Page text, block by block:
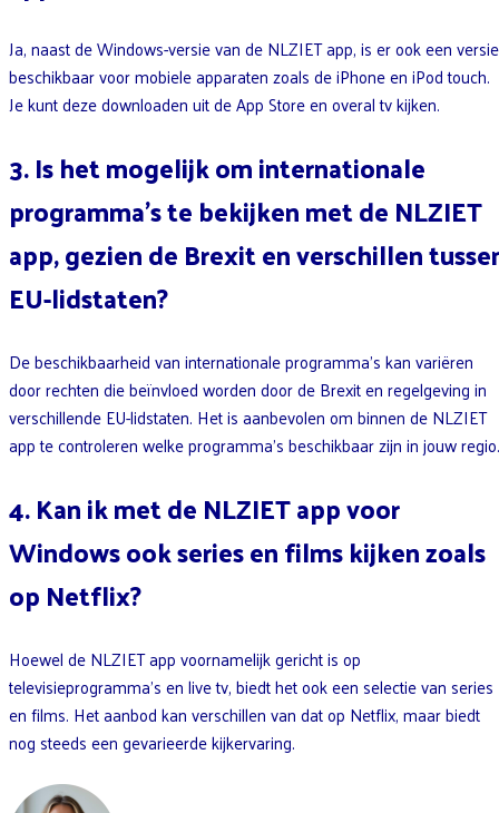
Ja, naast de Windows-versie van de NLZIET app, is er ook een versie
beschikbaar voor mobiele apparaten zoals de iPhone en iPod touch.
Je kunt deze downloaden uit de App Store en overal tv kijken.
3. Is het mogelijk om internationale
programma’s te bekijken met de NLZIET
app, gezien de Brexit en verschillen
EU-lidstaten?
De beschikbaarheid van internationale programma’s kan variëren
door rechten die beïnvloed worden door de Brexit en regelgeving in
verschillende EU-lidstaten. Het is aanbevolen om binnen de NLZIET
app te controleren welke programma’s beschikbaar zijn in jouw regio.
4. Kan ik met de NLZIET app voor
Windows ook series en films kijken zoals
op Netflix?
Hoewel de NLZIET app voornamelijk gericht is op
televisieprogramma’s en live tv, biedt het ook een selectie van series
en films. Het aanbod kan verschillen van dat op Netflix, maar biedt
nog steeds een gevarieerde kijkervaring.